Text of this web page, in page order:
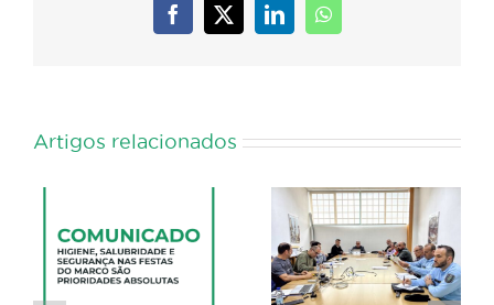
Facebook
X LinkedInWhatsApp
Artigos relacionados